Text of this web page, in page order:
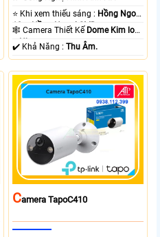
⭐ Khi xem thiếu sáng : Hồng Ngoại
10m Hồng Ngoại SMD.
🕸️ Camera Thiết Kế Dome Kim loại
+ Nhựa.
️✔️ Khả Năng :Thu Âm.
CAmera TapoC410